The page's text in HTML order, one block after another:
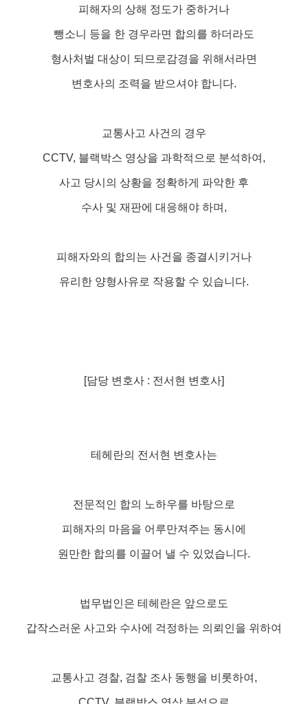
피해자의 상해 정도가 중하거나
뺑소니 등을 한 경우라면 합의를 하더라도
형사처벌 대상이 되므로감경을 위해서라면
변호사의 조력을 받으셔야 합니다.
교통사고 사건의 경우
CCTV, 블랙박스 영상을 과학적으로 분석하여,
사고 당시의 상황을 정확하게 파악한 후
수사 및 재판에 대응해야 하며,
피해자와의 합의는 사건을 종결시키거나
유리한 양형사유로 작용할 수 있습니다.
[담당 변호사 : 전서현 변호사]
테헤란의 전서현 변호사는
전문적인 합의 노하우를 바탕으로
피해자의 마음을 어루만져주는 동시에
원만한 합의를 이끌어 낼 수 있었습니다.
법무법인은 테헤란은 앞으로도
갑작스러운 사고와 수사에 걱정하는 의뢰인을 위하여
교통사고 경찰, 검찰 조사 동행을 비롯하여,